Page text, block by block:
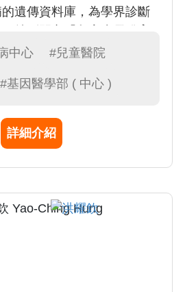
遺傳資料庫，為學界診斷
性早熟的孩子提供AI骨齡
中心 #兒童醫院
#基因醫學部 ( 中心 )
詳細介紹